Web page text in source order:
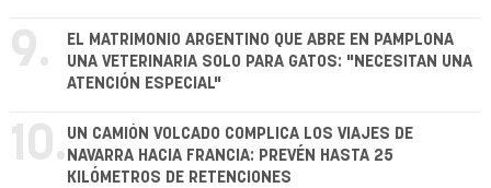
9.
EL MATRIMONIO ARGENTINO QUE ABRE EN PAMPLONA
UNA VETERINARIA SOLO PARA GATOS: "NECESITAN UNA
ATENCIÓN ESPECIAL"
10. UN CAMIÓN VOLCADO COMPLICA LOS VIAJES DE
NAVARRA HACIA FRANCIA: PREVÉN HASTA 25
KILÓMETROS DE RETENCIONES